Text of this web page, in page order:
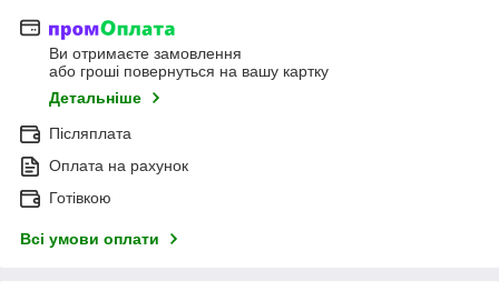
Ви отримаєте замовлення
або гроші повернуться на вашу картку
Детальніше
Післяплата
Оплата на рахунок
Готівкою
Всі умови оплати